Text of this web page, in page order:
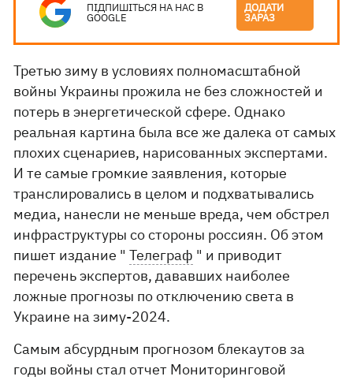
ПІДПИШІТЬСЯ НА НАС В
GOOGLE
ДОДАТИ
ЗАРАЗ
Третью зиму в условиях полномасштабной
войны Украины прожила не без сложностей и
потерь в энергетической сфере. Однако
реальная картина была все же далека от самых
плохих сценариев, нарисованных экспертами.
И те самые громкие заявления, которые
транслировались в целом и подхватывались
медиа, нанесли не меньше вреда, чем обстрел
инфраструктуры со стороны россиян. Об этом
пишет издание "Телеграф " и приводит
перечень экспертов, дававших наиболее
ложные прогнозы по отключению света в
Украине на зиму-2024.
Самым абсурдным прогнозом блекаутов за
годы войны стал отчет Мониторинговой